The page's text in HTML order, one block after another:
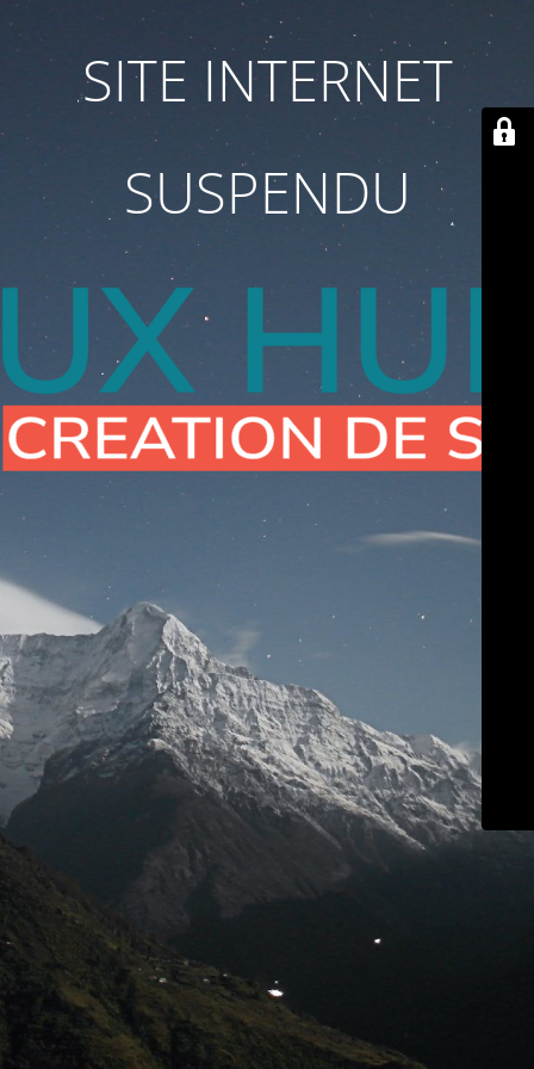
SITE INTERNET
SUSPENDU